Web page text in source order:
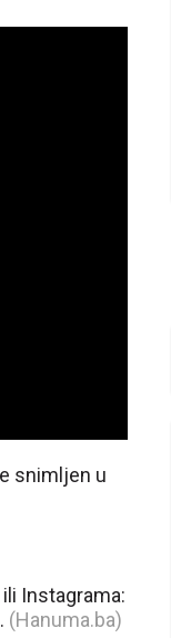
snimljen u
Instagrama:
(Hanuma.ba)